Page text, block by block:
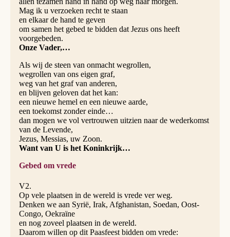
Mag ik u verzoeken recht te staan
en elkaar de hand te geven
om samen het gebed te bidden dat Jezus ons heeft
voorgebeden.
Onze Vader,…
Als wij de steen van onmacht wegrollen,
wegrollen van ons eigen graf,
weg van het graf van anderen,
en blijven geloven dat het kan:
een nieuwe hemel en een nieuwe aarde,
een toekomst zonder einde…
dan mogen we vol vertrouwen uitzien naar de wederkomst
van de Levende,
Jezus, Messias, uw Zoon.
Want van U is het Koninkrijk…
Gebed om vrede
V2.
Op vele plaatsen in de wereld is vrede ver weg.
Denken we aan Syrië, Irak, Afghanistan, Soedan, Oost-
Congo, Oekraïne
en nog zoveel plaatsen in de wereld.
Daarom willen op dit Paasfeest bidden om vrede: